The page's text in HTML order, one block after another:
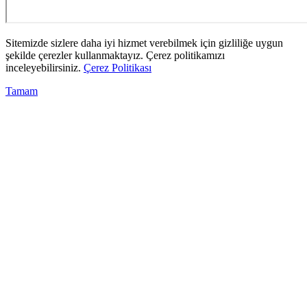
Sitemizde sizlere daha iyi hizmet verebilmek için gizliliğe uygun
şekilde çerezler kullanmaktayız. Çerez politikamızı
inceleyebilirsiniz. Çerez Politikası
Tamam